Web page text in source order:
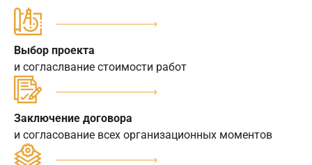
Выбор проекта
и согласлвание стоимости работ
Заключение договора
и согласование всех организационных моментов